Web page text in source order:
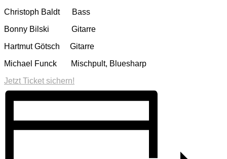
Christoph Baldt Bass
Bonny Bilski Gitarre
Hartmut Götsch Gitarre
Michael Funck Mischpult, Bluesharp
Jetzt Ticket sichern!